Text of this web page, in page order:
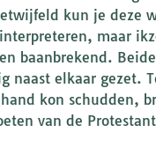
kun je deze
maar
baanbrekend.
naast elkaar gezet.
kon schudden,
van de